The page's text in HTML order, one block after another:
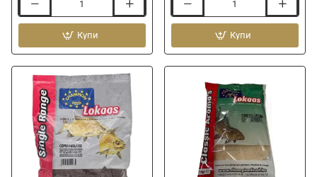
ароматизатор
CHAMPION
FEED
Brasem
Wit
250g
Купи
CHAMPION
Barbel
Cheese
Купи